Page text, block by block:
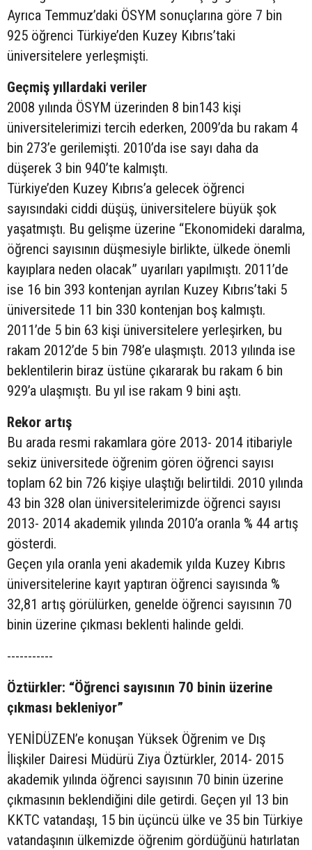
Ayrıca Temmuz’daki ÖSYM sonuçlarına göre 7 bin
925 öğrenci Türkiye’den Kuzey Kıbrıs’taki
üniversitelere yerleşmişti.
Geçmiş yıllardaki veriler
2008 yılında ÖSYM üzerinden 8 bin143 kişi
üniversitelerimizi tercih ederken, 2009’da bu rakam 4
bin 273’e gerilemişti. 2010’da ise sayı daha da
düşerek 3 bin 940’te kalmıştı.
Türkiye’den Kuzey Kıbrıs’a gelecek öğrenci
sayısındaki ciddi düşüş, üniversitelere büyük şok
yaşatmıştı. Bu gelişme üzerine “Ekonomideki daralma,
öğrenci sayısının düşmesiyle birlikte, ülkede önemli
kayıplara neden olacak” uyarıları yapılmıştı. 2011’de
ise 16 bin 393 kontenjan ayrılan Kuzey Kıbrıs’taki 5
üniversitede 11 bin 330 kontenjan boş kalmıştı.
2011’de 5 bin 63 kişi üniversitelere yerleşirken, bu
rakam 2012’de 5 bin 798’e ulaşmıştı. 2013 yılında ise
beklentilerin biraz üstüne çıkararak bu rakam 6 bin
929’a ulaşmıştı. Bu yıl ise rakam 9 bini aştı.
Rekor artış
Bu arada resmi rakamlara göre 2013- 2014 itibariyle
sekiz üniversitede öğrenim gören öğrenci sayısı
toplam 62 bin 726 kişiye ulaştığı belirtildi. 2010 yılında
43 bin 328 olan üniversitelerimizde öğrenci sayısı
2013- 2014 akademik yılında 2010’a oranla % 44 artış
gösterdi.
Geçen yıla oranla yeni akademik yılda Kuzey Kıbrıs
üniversitelerine kayıt yaptıran öğrenci sayısında %
32,81 artış görülürken, genelde öğrenci sayısının 70
binin üzerine çıkması beklenti halinde geldi.
-----------
Öztürkler: “Öğrenci sayısının 70 binin üzerine
çıkması bekleniyor”
YENİDÜZEN’e konuşan Yüksek Öğrenim ve Dış
İlişkiler Dairesi Müdürü Ziya Öztürkler, 2014- 2015
akademik yılında öğrenci sayısının 70 binin üzerine
çıkmasının beklendiğini dile getirdi. Geçen yıl 13 bin
KKTC vatandaşı, 15 bin üçüncü ülke ve 35 bin Türkiye
vatandaşının ülkemizde öğrenim gördüğünü hatırlatan